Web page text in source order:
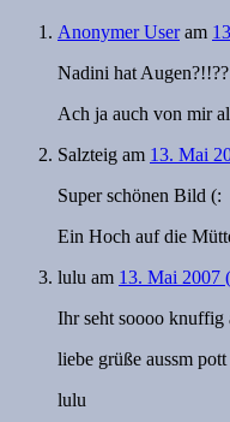
Anonymer Useram
Nadini hat
Ach ja auch von mir
Salzteig am 13. Mai
Super schönen Bild (:
Ein Hoch auf die
lulu am 13. Mai 2007
Ihr seht soooo knuffig
liebe grüße aussm pott
lulu